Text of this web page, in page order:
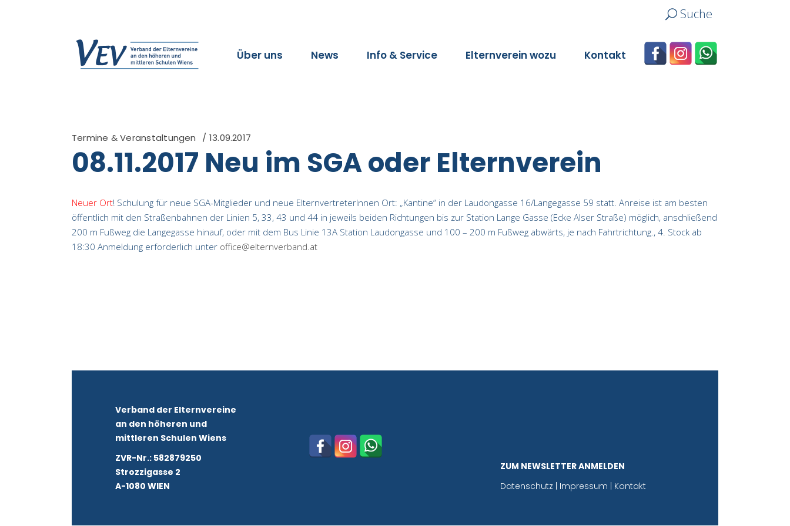
Suche
Über uns News Info & Service Elternverein wozu Kontakt
Termine & Veranstaltungen 13.09.2017
08.11.2017 Neu im SGA oder Elternverein
Neuer Ort! Schulung für neue SGA-Mitglieder und neue ElternvertreterInnen Ort: „Kantine“ in der Laudongasse 16/Langegasse 59 statt. Anreise ist am besten
öffentlich mit den Straßenbahnen der Linien 5, 33, 43 und 44 in jeweils beiden Richtungen bis zur Station Lange Gasse (Ecke Alser Straße) möglich, anschließend
200 m Fußweg die Langegasse hinauf, oder mit dem Bus Linie 13A Station Laudongasse und 100 – 200 m Fußweg abwärts, je nach Fahrtrichtung., 4. Stock ab
18:30 Anmeldung erforderlich unter office@elternverband.at
Verband der Elternvereine
an den höheren und
mittleren Schulen Wiens
ZVR-Nr.: 582879250
Strozzigasse 2
A-1080 WIEN
ZUM NEWSLETTER ANMELDEN
Datenschutz
Impressum Kontakt